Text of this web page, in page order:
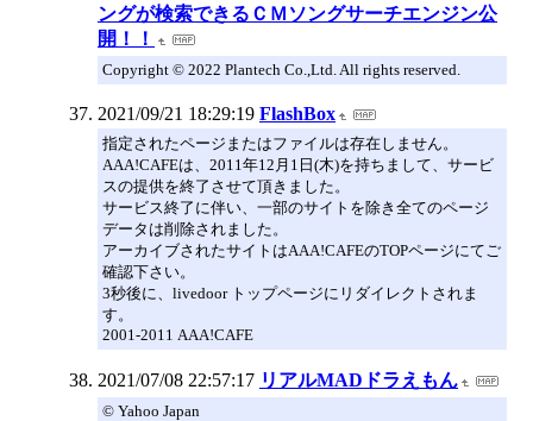
ングが検索できるＣＭソングサーチエンジン公
開！！
Copyright © 2022 Plantech Co.,Ltd. All rights reserved.
2021/09/21 18:29:19 FlashBox
指定されたページまたはファイルは存在しません。
AAA!CAFEは、2011年12月1日(木)を持ちまして、サービ
スの提供を終了させて頂きました。
サービス終了に伴い、一部のサイトを除き全てのページ
データは削除されました。
アーカイブされたサイトはAAA!CAFEのTOPページにてご
確認下さい。
3秒後に、livedoor トップページにリダイレクトされま
す。
2001-2011 AAA!CAFE
2021/07/08 22:57:17 リアルMADドラえもん
© Yahoo Japan